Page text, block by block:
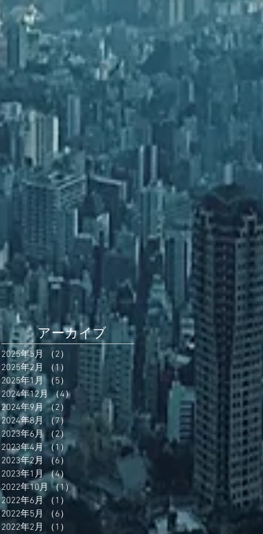
アーカイブ
2025年5月 （2）
2件の記事
2025年2月
（1）
1件の記事
2025年1月
（5）
5件の記事
2024年12月 （4）
4件の記事
2024年9月 （2）
2件の記事
2024年8月
（7）7件の記事
2023年6月
（2）2件の記事
2023年4月 （1）1件の記事
2023年2月
（6）
2023年1月 （4）
2022年10月 （1）1件の記事
2022年6月
（1）1件の記事
2022年5月
（6）
6件の記事
2022年2月
（1）
1件の記事